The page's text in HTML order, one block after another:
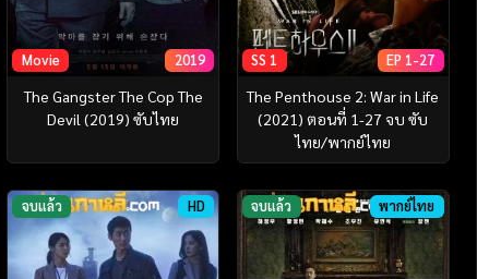
Movie 2019
The Gangster The Cop The
Devil (2019) ซับไทย
SS 1 EP 1-27
The Penthouse 2: War in Life
(2021) ตอนที่ 1-27 จบ ซับ
ไทย/พากย์ไทย
จบแล้ว HD จบแล้ว พากย์ไทย